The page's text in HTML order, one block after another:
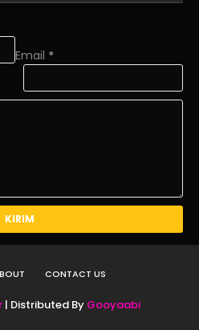
Email *
CONTACT US
| Distributed By Gooyaabi